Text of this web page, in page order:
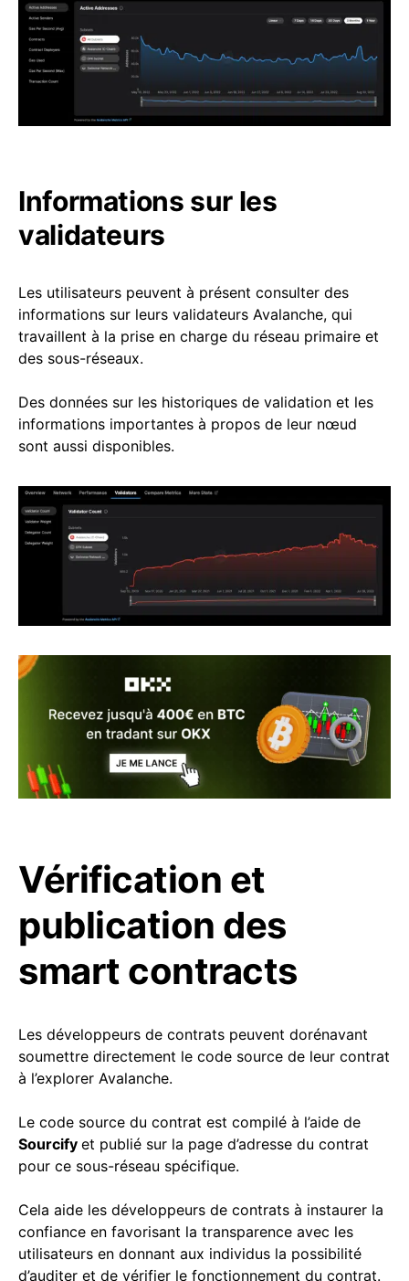
Informations sur les
validateurs
Les utilisateurs peuvent à présent consulter des
informations sur leurs validateurs Avalanche, qui
travaillent à la prise en charge du réseau primaire et
des sous-réseaux.
Des données sur les historiques de validation et les
informations importantes à propos de leur nœud
sont aussi disponibles.
Vérification et
publication des
smart contracts
Les développeurs de contrats peuvent dorénavant
soumettre directement le code source de leur contrat
à l’explorer Avalanche.
Le code source du contrat est compilé à l’aide de
Sourcify et publié sur la page d’adresse du contrat
pour ce sous-réseau spécifique.
Cela aide les développeurs de contrats à instaurer la
confiance en favorisant la transparence avec les
utilisateurs en donnant aux individus la possibilité
d’auditer et de vérifier le fonctionnement du contrat.